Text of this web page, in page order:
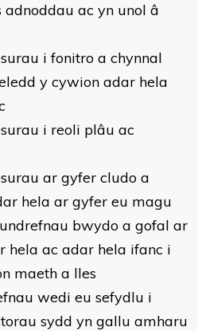
ac yn unol â
i fonitro a chynnal
y cywion adar hela
i reoli plâu ac
ar gyfer cludo a
hela ar gyfer eu magu
bwydo a gofal ar
hela ac adar hela ifanc i
maeth a lles
wedi eu sefydlu i
sydd yn gallu amharu